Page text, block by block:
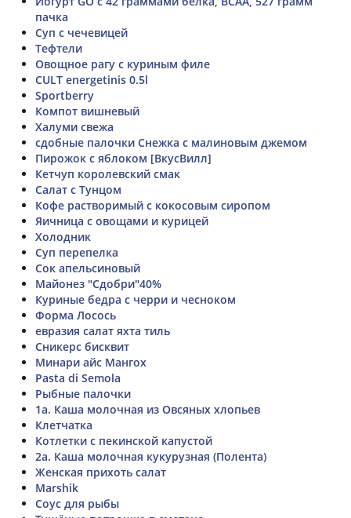
пачка
Суп с чечевицей
Тефтели
Овощное рагу с куриным филе
CULT energetinis 0.5l
Sportberry
Компот вишневый
Халуми свежа
сдобные палочки Снежка с малиновым джемом
Пирожок с яблоком [ВкусВилл]
Кетчуп королевский смак
Салат с Тунцом
Кофе растворимый с кокосовым сиропом
Яичница с овощами и курицей
Холодник
Суп перепелка
Сок апельсиновый
Майонез "Сдобри"40%
Куриные бедра с черри и чесноком
Форма Лосось
евразия салат яхта тиль
Сникерс бисквит
Минари айс Мангох
Pasta di Semola
Рыбные палочки
1а. Каша молочная из Овсяных хлопьев
Клетчатка
Котлетки с пекинской капустой
2а. Каша молочная кукурузная (Полента)
Женская прихоть салат
Marshik
Соус для рыбы